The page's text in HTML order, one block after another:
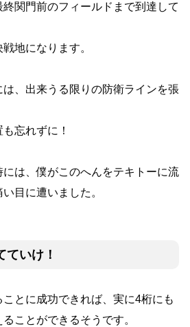
関門前のフィールドまで到達して
地になります。
、出来うる限りの防衛ラインを張
忘れずに！
は、僕がこのへんをテキトーに流
目に遭いました。
いけ！
とに成功できれば、実に4桁にも
ことができるそうです。